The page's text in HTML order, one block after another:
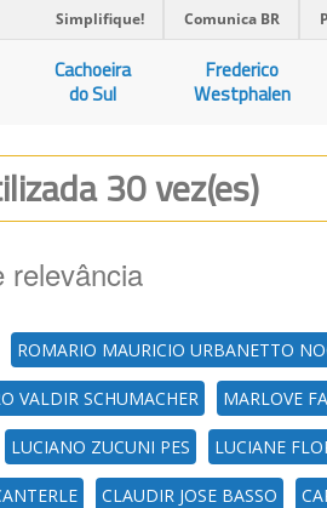
Simplifique! Comunica BR
Cachoeira
do Sul
Frederico
Westphalen
30 vez(es)
relevância
ROMARIO MAURICIO URBANETTO
VALDIR SCHUMACHER MARLOVE
LUCIANO ZUCUNI PES LUCIANE
CLAUDIR JOSE BASSO